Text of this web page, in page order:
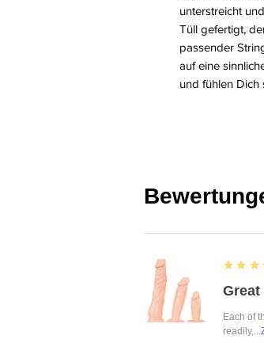
unterstreicht
Tüll gefertigt,
passender
auf eine
und fühlen Dich
4
Great
Each of
readily,...